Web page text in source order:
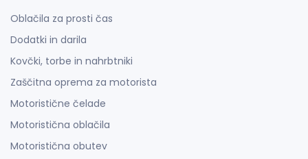
Oblačila za prosti čas
Dodatki in darila
Kovčki, torbe in nahrbtniki
Zaščitna oprema za motorista
Motoristične čelade
Motoristična oblačila
Motoristična obutev